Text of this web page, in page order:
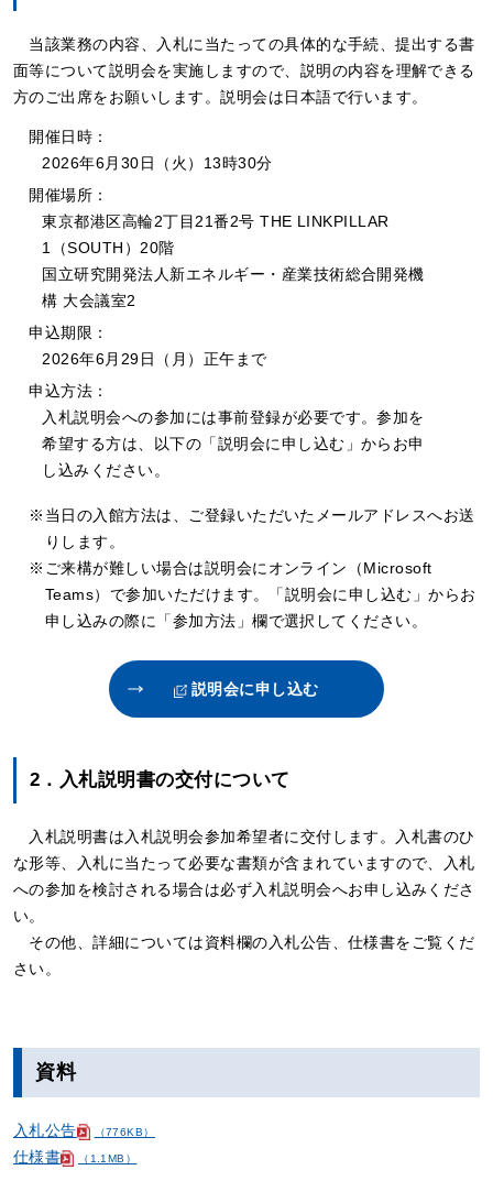
当該業務の内容、⼊札に当たっての具体的な⼿続、提出する書
⾯等について説明会を実施しますので、説明の内容を理解できる
⽅のご出席をお願いします。説明会は⽇本語で⾏います。
開催日時：
2026年6⽉30⽇（火）13時30分
開催場所：
東京都港区⾼輪2丁⽬21番2号 THE LINKPILLAR
1（SOUTH）20階
国⽴研究開発法⼈新エネルギー・産業技術総合開発機
構 ⼤会議室2
申込期限：
2026年6⽉29⽇（⽉）正午まで
申込方法：
⼊札説明会への参加には事前登録が必要です。参加を
希望する⽅は、以下の「説明会に申し込む」からお申
し込みください。
当⽇の⼊館⽅法は、ご登録いただいたメールアドレスへお送
りします。
ご来構が難しい場合は説明会にオンライン（Microsoft
Teams）で参加いただけます。「説明会に申し込む」からお
申し込みの際に「参加方法」欄で選択してください。
説明会に申し込む
2．入札説明書の交付について
入札説明書は⼊札説明会参加希望者に交付します。⼊札書のひ
な形等、⼊札に当たって必要な書類が含まれていますので、⼊札
への参加を検討される場合は必ず⼊札説明会へお申し込みくださ
い。
その他、詳細については資料欄の⼊札公告、仕様書をご覧くだ
さい。
資料
入札公告 （776KB）
仕様書 （1.1MB）